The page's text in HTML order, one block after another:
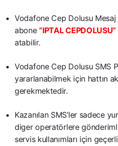
Vodafone Cep Dolusu
abone“IPTAL
atabilir.
Vodafone Cep Dolusu SMS
yararlanabilmek için hattın
gerekmektedir.
Kazanılan SMS’ler sadece
diger operatörlere
servis kullanımları için